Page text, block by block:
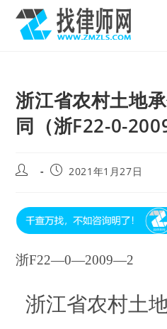
content
浙江省农村土地
同（浙F22-0-
Post
Post2021年1月27日
浙F22—0—2009—2
浙江省农村土